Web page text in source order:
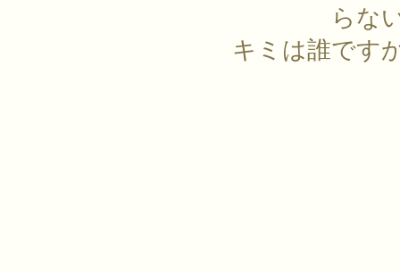
らな
キミは誰です